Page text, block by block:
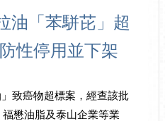
油「苯駢芘」超
性停用並下架
致癌物超標案，經查該批
懋油脂及泰山企業等業